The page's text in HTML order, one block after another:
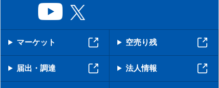
マーケット 空売り残
届出・調達 法人情報